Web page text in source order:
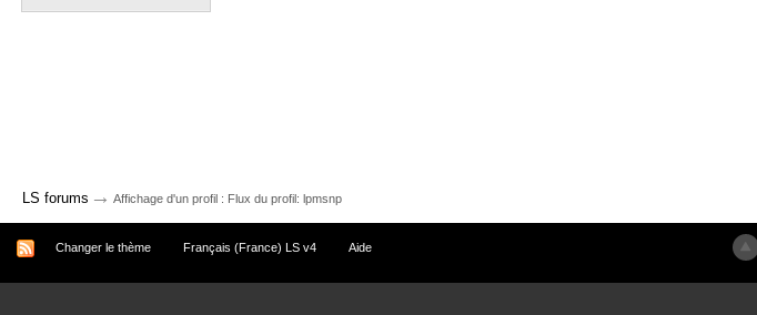
LS forums → Affichage d'un profil : Flux du profil: lpmsnp
Changer le thème Français (France) LS v4 Aide